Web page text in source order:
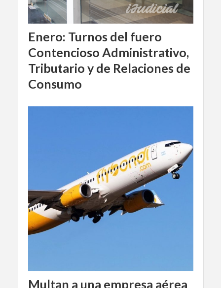
Enero: Turnos del fuero
Contencioso Administrativo,
Tributario y de Relaciones de
Consumo
Multan a una empresa aérea